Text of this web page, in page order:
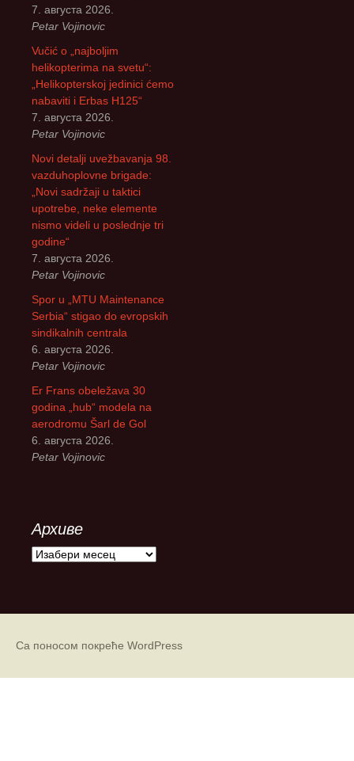
7. августа 2026.
Petar Vojinovic
Vučić o „najboljim
helikopterima na svetu“:
„Helikopterskoj jedinici ćemo
nabaviti i Erbas H125“
7. августа 2026.
Petar Vojinovic
Novi detalji uvežbavanja 98.
vazduhoplovne brigade:
„Novi sadržaji u taktici
upotrebe, neke elemente
nismo videli u poslednje tri
godine“
7. августа 2026.
Petar Vojinovic
Spor u „MTU Maintenance
Serbia“ stigao do evropskih
sindikalnih centrala
6. августа 2026.
Petar Vojinovic
Er Frans obeležava 30
godina „hub“ modela na
aerodromu Šarl de Gol
6. августа 2026.
Petar Vojinovic
Архиве
А
Са поносом покреће WordPress